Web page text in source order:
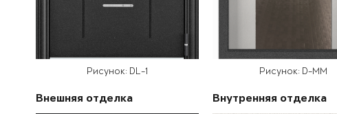
Рисунок: DL-1
Внешняя отделка
Рисунок: D-MM
Внутренняя отделка